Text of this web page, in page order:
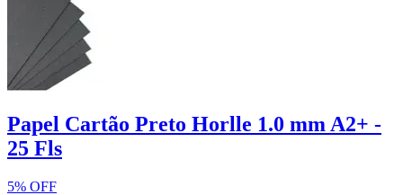
Papel Cartão Preto Horlle 1.0 mm A2+ -
25 Fls
5% OFF